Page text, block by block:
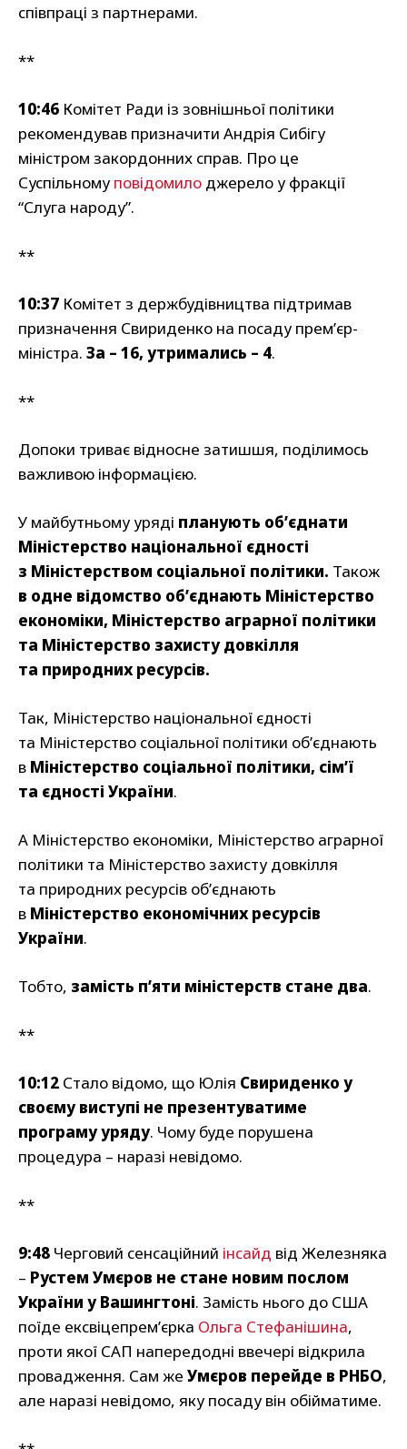
співпраці з партнерами.
**
10:46 Комітет Ради із зовнішньої політики
рекомендував призначити Андрія Сибігу
міністром закордонних справ. Про це
Суспільному повідомило джерело у фракції
“Слуга народу”.
**
10:37 Комітет з держбудівництва підтримав
призначення Свириденко на посаду премʼєр-
міністра. За – 16, утримались – 4.
**
Допоки триває відносне затишшя, поділимось
важливою інформацією.
У майбутньому уряді планують об’єднати
Міністерство національної єдності
з Міністерством соціальної політики. Також
в одне відомство об’єднають Міністерство
економіки, Міністерство аграрної політики
та Міністерство захисту довкілля
та природних ресурсів.
Так, Міністерство національної єдності
та Міністерство соціальної політики об’єднають
в Міністерство соціальної політики, сім’ї
та єдності України.
А Міністерство економіки, Міністерство аграрної
політики та Міністерство захисту довкілля
та природних ресурсів об’єднають
в Міністерство економічних ресурсів
України.
Тобто, замість п’яти міністерств стане два.
**
10:12 Стало відомо, що Юлія Свириденко у
своєму виступі не презентуватиме
програму уряду. Чому буде порушена
процедура – наразі невідомо.
**
9:48 Черговий сенсаційний інсайд від Железняка
– Рустем Умєров не стане новим послом
України у Вашингтоні. Замість нього до США
поїде ексвіцепрем’єрка Ольга Стефанішина,
проти якої САП напередодні ввечері відкрила
провадження. Сам же Умєров перейде в РНБО,
але наразі невідомо, яку посаду він обійматиме.